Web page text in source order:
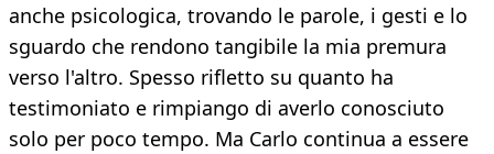
anche psicologica, trovando le parole, i gesti e lo
sguardo che rendono tangibile la mia premura
verso l'altro. Spesso rifletto su quanto ha
testimoniato e rimpiango di averlo conosciuto
solo per poco tempo. Ma Carlo continua a essere